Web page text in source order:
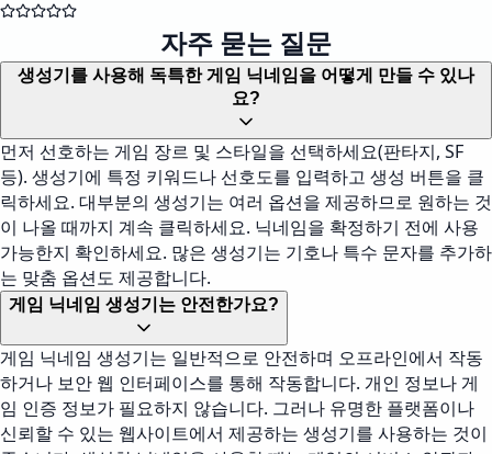
자주 묻는 질문
생성기를 사용해 독특한 게임 닉네임을 어떻게 만들 수 있나
요?
먼저 선호하는 게임 장르 및 스타일을 선택하세요(판타지, SF
등). 생성기에 특정 키워드나 선호도를 입력하고 생성 버튼을 클
릭하세요. 대부분의 생성기는 여러 옵션을 제공하므로 원하는 것
이 나올 때까지 계속 클릭하세요. 닉네임을 확정하기 전에 사용
가능한지 확인하세요. 많은 생성기는 기호나 특수 문자를 추가하
는 맞춤 옵션도 제공합니다.
게임 닉네임 생성기는 안전한가요?
게임 닉네임 생성기는 일반적으로 안전하며 오프라인에서 작동
하거나 보안 웹 인터페이스를 통해 작동합니다. 개인 정보나 게
임 인증 정보가 필요하지 않습니다. 그러나 유명한 플랫폼이나
신뢰할 수 있는 웹사이트에서 제공하는 생성기를 사용하는 것이